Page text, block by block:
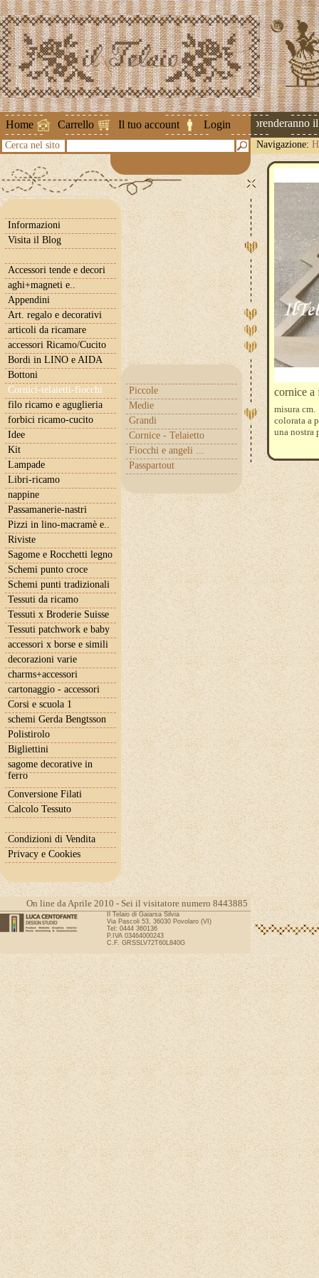
Home Carrello Il tuo account Login
Attenzione ! Le spedizioni riprenderanno il 2
Cerca nel sito Navigazione:
Informazioni
Visita il Blog
Accessori tende e decori
aghi+magneti e..
Appendini
Art. regalo e decorativi
articoli da ricamare
accessori Ricamo/Cucito
Bordi in LINO e AIDA
Bottoni
Cornici-telaietti-fiocchi
Piccole
Medie
Grandi
Cornice - Telaietto
Fiocchi e angeli ...
Passpartout
filo ricamo e aguglieria
forbici ricamo-cucito
Idee
Kit
Lampade
Libri-ricamo
nappine
Passamanerie-nastri
Pizzi in lino-macramè e..
Riviste
Sagome e Rocchetti legno
Schemi punto croce
Schemi punti tradizionali
Tessuti da ricamo
Tessuti x Broderie Suisse
Tessuti patchwork e baby
accessori x borse e simili
decorazioni varie
charms+accessori
cartonaggio - accessori
Corsi e scuola 1
schemi Gerda Bengtsson
Polistirolo
Bigliettini
sagome decorative in
ferro
Conversione Filati
Calcolo Tessuto
Condizioni di Vendita
Privacy e Cookies
cornice a
misura cm.
colorata a
una nostra
On line da Aprile 2010 - Sei il visitatore numero 8443885
Il Telaio di Gaiarsa Silvia
Via Pascoli 53, 36030 Povolaro (VI)
Tel: 0444 360136
P.IVA 03464000243
C.F. GRSSLV72T60L840G